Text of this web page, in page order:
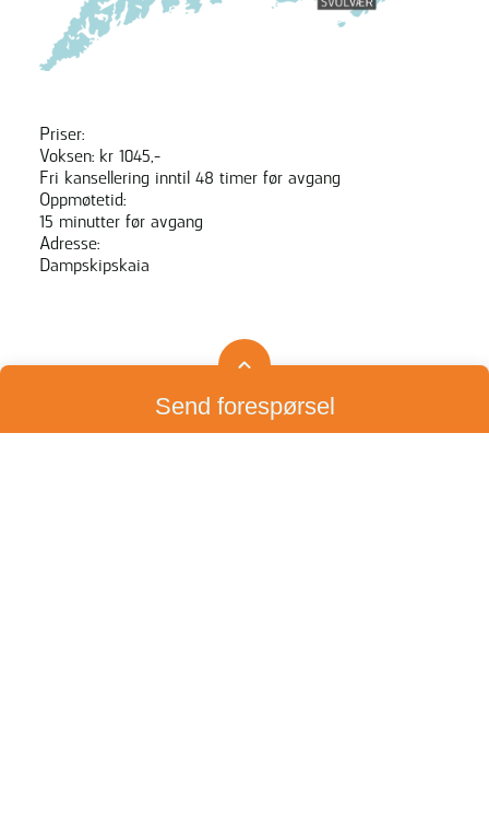
Priser:
Voksen: kr 1045,-
Fri kansellering inntil 48 timer før avgang
Oppmøtetid:
15 minutter før avgang
Adresse:
Dampskipskaia
PRAKTISK INFORMASJON